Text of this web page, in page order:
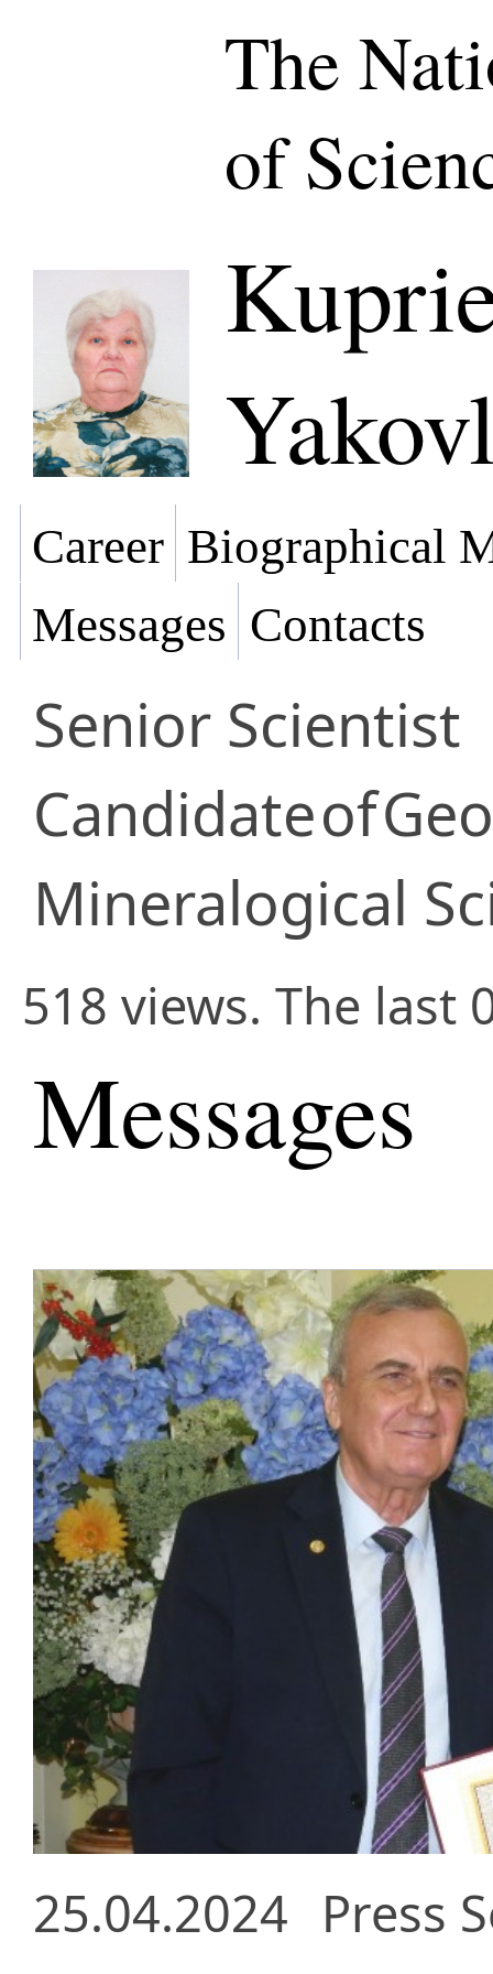
The
of
Career Biographical
Messages Contacts
Senior Scientist
Candidateof
Mineralogical
518 views. The last
Messages
25.04.2024 Press